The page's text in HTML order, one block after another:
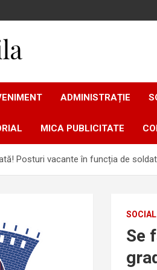
ADMINISTRAȚIE
MICA PUBLICITATE
Posturi vacante în funcția de
SOCIAL
Se